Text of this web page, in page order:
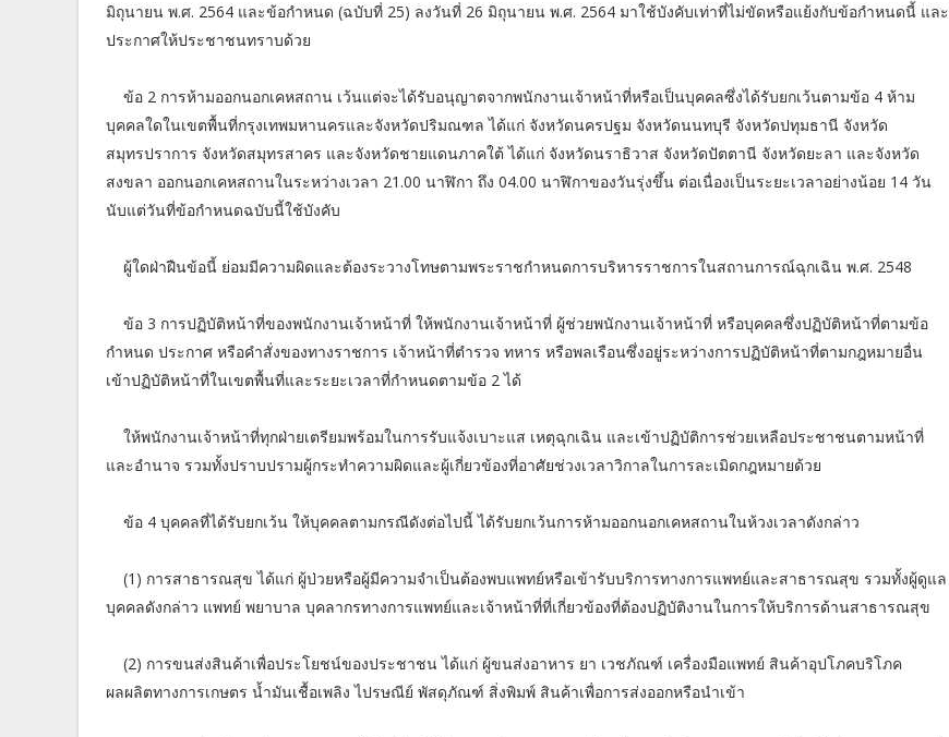
มิถุนายน พ.ศ. 2564 และข้อกำหนด (ฉบับที่ 25) ลงวันที่ 26 มิถุนายน พ.ศ. 2564 มาใช้บังคับเท่าที่ไม่ขัดหรือแย้งกับข้อกำหนดนี้ และ
ประกาศให้ประชาชนทราบด้วย
ข้อ 2 การห้ามออกนอกเคหสถาน เว้นแต่จะได้รับอนุญาตจากพนักงานเจ้าหน้าที่หรือเป็นบุคคลซึ่งได้รับยกเว้นตามข้อ 4 ห้าม
บุคคลใดในเขตพื้นที่กรุงเทพมหานครและจังหวัดปริมณฑล ได้แก่ จังหวัดนครปฐม จังหวัดนนทบุรี จังหวัดปทุมธานี จังหวัด
สมุทรปราการ จังหวัดสมุทรสาคร และจังหวัดชายแดนภาคใต้ ได้แก่ จังหวัดนราธิวาส จังหวัดปัตตานี จังหวัดยะลา และจังหวัด
สงขลา ออกนอกเคหสถานในระหว่างเวลา 21.00 นาฬิกา ถึง 04.00 นาฬิกาของวันรุ่งขึ้น ต่อเนื่องเป็นระยะเวลาอย่างน้อย 14 วัน
นับแต่วันที่ข้อกำหนดฉบับนี้ใช้บังคับ
ผู้ใดฝ่าฝืนข้อนี้ ย่อมมีความผิดและต้องระวางโทษตามพระราชกำหนดการบริหารราชการในสถานการณ์ฉุกเฉิน พ.ศ. 2548
ข้อ 3 การปฏิบัติหน้าที่ของพนักงานเจ้าหน้าที่ ให้พนักงานเจ้าหน้าที่ ผู้ช่วยพนักงานเจ้าหน้าที่ หรือบุคคลซึ่งปฏิบัติหน้าที่ตามข้อ
กำหนด ประกาศ หรือคำสั่งของทางราชการ เจ้าหน้าที่ตำรวจ ทหาร หรือพลเรือนซึ่งอยู่ระหว่างการปฏิบัติหน้าที่ตามกฎหมายอื่น
เข้าปฏิบัติหน้าที่ในเขตพื้นที่และระยะเวลาที่กำหนดตามข้อ 2 ได้
ให้พนักงานเจ้าหน้าที่ทุกฝ่ายเตรียมพร้อมในการรับแจ้งเบาะแส เหตุฉุกเฉิน และเข้าปฏิบัติการช่วยเหลือประชาชนตามหน้าที่
และอำนาจ รวมทั้งปราบปรามผู้กระทำความผิดและผู้เกี่ยวข้องที่อาศัยช่วงเวลาวิกาลในการละเมิดกฎหมายด้วย
ข้อ 4 บุคคลที่ได้รับยกเว้น ให้บุคคลตามกรณีดังต่อไปนี้ ได้รับยกเว้นการห้ามออกนอกเคหสถานในห้วงเวลาดังกล่าว
(1) การสาธารณสุข ได้แก่ ผู้ป่วยหรือผู้มีความจำเป็นต้องพบแพทย์หรือเข้ารับบริการทางการแพทย์และสาธารณสุข รวมทั้งผู้ดูแล
บุคคลดังกล่าว แพทย์ พยาบาล บุคลากรทางการแพทย์และเจ้าหน้าที่ที่เกี่ยวข้องที่ต้องปฏิบัติงานในการให้บริการด้านสาธารณสุข
(2) การขนส่งสินค้าเพื่อประโยชน์ของประชาชน ได้แก่ ผู้ขนส่งอาหาร ยา เวชภัณฑ์ เครื่องมือแพทย์ สินค้าอุปโภคบริโภค
ผลผลิตทางการเกษตร น้ำมันเชื้อเพลิง ไปรษณีย์ พัสดุภัณฑ์ สิ่งพิมพ์ สินค้าเพื่อการส่งออกหรือนำเข้า